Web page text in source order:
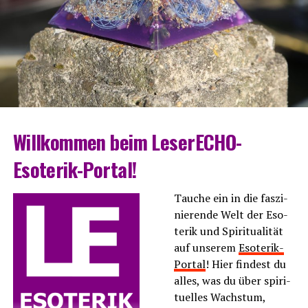
Will­kom­men beim LeserECHO-
Esoterik-Portal!
Tau­che ein in die fas­zi­
nie­ren­de Welt der Eso­
te­rik und Spi­ri­tua­li­tät
auf unse­remEso­te­rik-
Por­tal! Hier fin­dest du
alles, was du über spi­ri­
tu­el­les Wachs­tum,